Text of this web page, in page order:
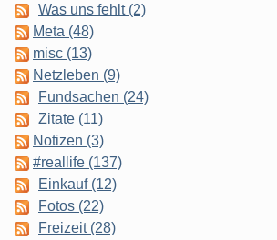
Was uns fehlt (2)
Meta (48)
misc (13)
Netzleben (9)
Fundsachen (24)
Zitate (11)
Notizen (3)
#reallife (137)
Einkauf (12)
Fotos (22)
Freizeit (28)